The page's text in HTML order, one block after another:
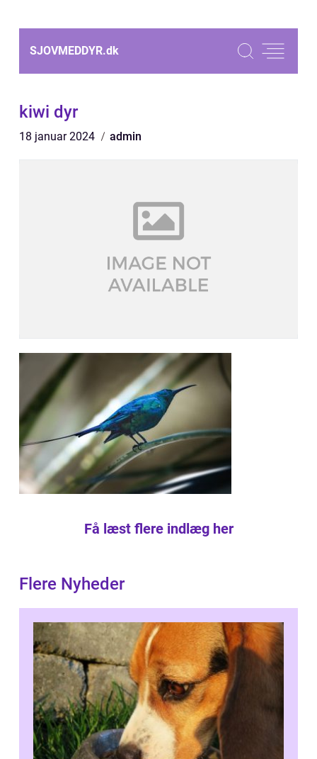
SJOVMEDDYR.dk
kiwi dyr
18 januar 2024 admin
Få læst flere indlæg her
Flere Nyheder